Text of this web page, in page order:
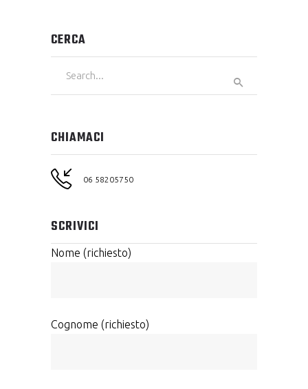
CERCA
CHIAMACI
06 58205750
SCRIVICI
Nome (richiesto)
Cognome (richiesto)